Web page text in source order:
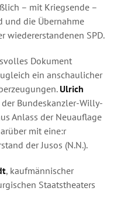
– mit Kriegsende –
und die Übernahme
wiedererstandenen SPD.
Dokument
ein anschaulicher
Ulrich
Bundeskanzler-Willy-
Anlass der Neuauflage
mit eine:r
der Jusos (N.N.).
, kaufmännischer
Staatstheaters